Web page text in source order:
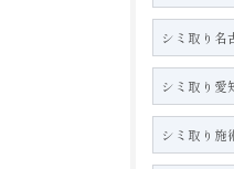
シミ取り名
シミ取り愛
シミ取り施